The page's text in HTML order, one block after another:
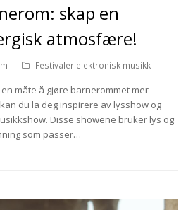
skap en
atmosfære!
Festivaler elektronisk musikk
måte å gjøre barnerommet mer
du la deg inspirere av lysshow og
Disse showene bruker lys og
som passer…